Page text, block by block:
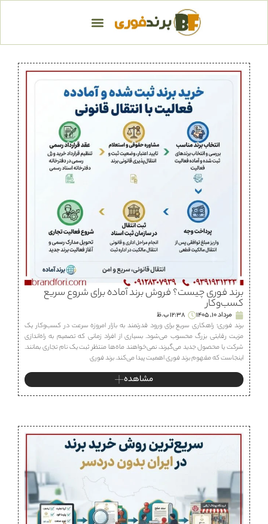
برند فوری چیست؟ فروش برند آماده برای شروع سریع
کسب‌وکار
مرداد 10, 1405
12:38 ب.ظ
برند فوری؛ راهکاری سریع برای ورود قدرتمند به بازار امروزه سرعت در کسب‌وکار یک
مزیت رقابتی بزرگ محسوب می‌شود. بسیاری از افراد زمانی که تصمیم به راه‌اندازی
شرکت یا محصول جدید می‌گیرند، نمی‌خواهند ماه‌ها منتظر ثبت یک نام تجاری بمانند.
اینجاست که مفهوم برند فوری اهمیت پیدا می‌کند. برند فوری
مشاهده